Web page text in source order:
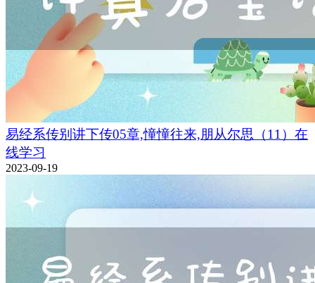
易经系传别讲下传05章,憧憧往来,朋从尔思（11）在
线学习
2023-09-19